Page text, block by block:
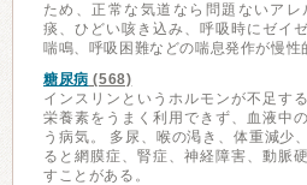
ため、正常な気道なら問題ないア
痰、ひどい咳き込み、呼吸時にゼイ
喘鳴、呼吸困難などの喘息発作が慢性
糖尿病 (568)
インスリンというホルモンが不足す
栄養素をうまく利用できず、血液中
う病気。 多尿、喉の渇き、体重減少
ると網膜症、腎症、神経障害、動脈
すことがある。